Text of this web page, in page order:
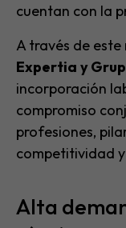
cuentan con la
A través de
Expertia y
incorporación
compromiso
profesiones,
competitividad
Alta